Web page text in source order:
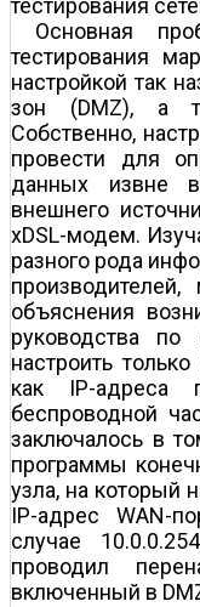
тестирования
Основная
тестирования
настройкой так
зон (DMZ), а
Собственно,
провести для
данных извне
внешнего
xDSL-модем.
разного рода
объяснения
руководства по
настроить
как IP-адреса
беспроводной
заключалось в
программы
узла, на который
IP-адрес WAN-
случае
проводил
включенный в